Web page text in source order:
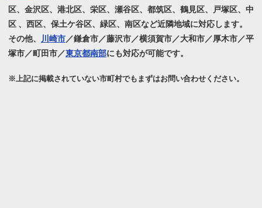
区、金沢区、港北区、栄区、瀬谷区、 都筑区、鶴見区、戸塚区、中
区 、西区、保土ケ谷区、緑区、南区など近隣地域に対応します。
その他、
川崎市 ／鎌倉市／藤沢市／横須賀市／大和市／厚木市／平
塚市／町田市／東京都南部にも対応が可能です。
※上記に掲載されていない市町村でもまずはお問い合わせください。